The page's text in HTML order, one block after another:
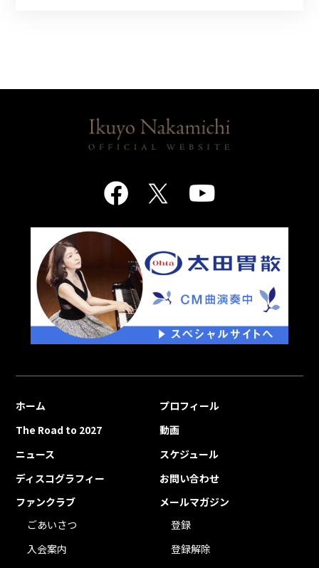
ホーム
プロフィール
The Road to 2027
動画
ニュース
スケジュール
ディスコグラフィー
お問い合わせ
ファンクラブ
ごあいさつ
入会案内
メールマガジン
登録
登録解除